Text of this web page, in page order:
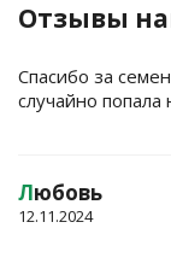
Отзывы
Спасибо за
случайно
Любовь
12.11.2024